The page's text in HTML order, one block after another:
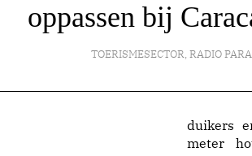
oppassen bij
TOERISMESECTOR, RADIO
duikers
meter